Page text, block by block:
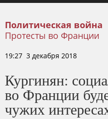
Политическая война
Протесты во Франции
19:27 3 декабря 2018
Кургинян:
во Франции
чужих